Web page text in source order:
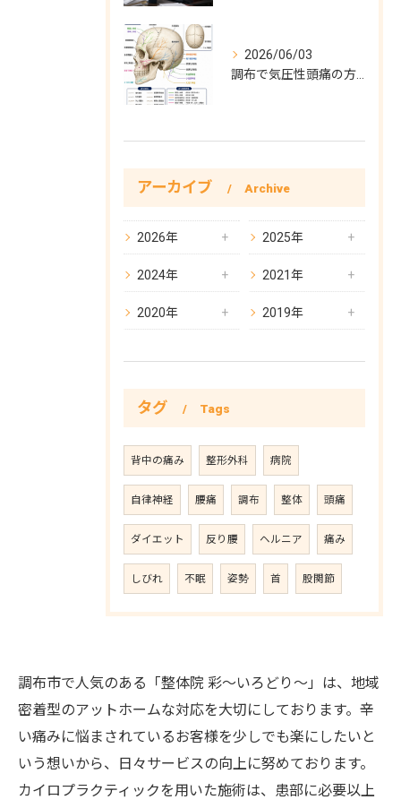
2026/06/03
アーカイブ Archive
2026年 2025年
2024年 2021年
2020年 2019年
タグ Tags
背中の痛み 整形外科 病院
自律神経 腰痛 調布 整体 頭痛
ダイエット 反り腰 ヘルニア 痛み
しびれ 不眠 姿勢 首 股関節
調布市で人気のある「整体院 彩〜いろどり〜」は、地域
密着型のアットホームな対応を大切にしております。辛
い痛みに悩まされているお客様を少しでも楽にしたいと
いう想いから、日々サービスの向上に努めております。
カイロプラクティックを用いた施術は、患部に必要以上
お問い合わせはこちら